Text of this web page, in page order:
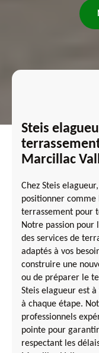
Steis
Marcillac
Chez Steis
positionner
terrassement pour
Notre passion
des services de
adaptés à vos
construire une
ou de préparer le
Steis elagueur est
à chaque étape.
professionnels
pointe pour
respectant les